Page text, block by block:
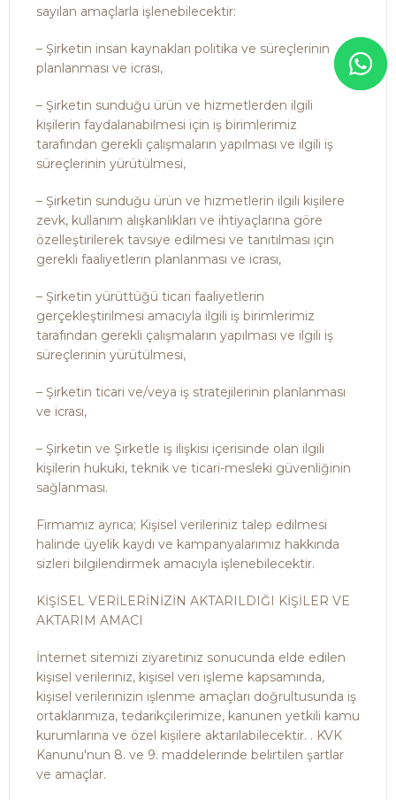
sayılan amaçlarla işlenebilecektir:
– Şirketin insan kaynakları politika ve süreçlerinin
planlanması ve icrası,
– Şirketin sunduğu ürün ve hizmetlerden ilgili
kişilerin faydalanabilmesi için iş birimlerimiz
tarafından gerekli çalışmaların yapılması ve ilgili iş
süreçlerinin yürütülmesi,
– Şirketin sunduğu ürün ve hizmetlerin ilgili kişilere
zevk, kullanım alışkanlıkları ve ihtiyaçlarına göre
özelleştirilerek tavsiye edilmesi ve tanıtılması için
gerekli faaliyetlerin planlanması ve icrası,
– Şirketin yürüttüğü ticari faaliyetlerin
gerçekleştirilmesi amacıyla ilgili iş birimlerimiz
tarafından gerekli çalışmaların yapılması ve ilgili iş
süreçlerinin yürütülmesi,
– Şirketin ticari ve/veya iş stratejilerinin planlanması
ve icrası,
– Şirketin ve Şirketle iş ilişkisi içerisinde olan ilgili
kişilerin hukuki, teknik ve ticari-mesleki güvenliğinin
sağlanması.
Firmamız ayrıca; Kişisel verileriniz talep edilmesi
halinde üyelik kaydı ve kampanyalarımız hakkında
sizleri bilgilendirmek amacıyla işlenebilecektir.
KİŞİSEL VERİLERİNİZİN AKTARILDIĞI KİŞİLER VE
AKTARIM AMACI
İnternet sitemizi ziyaretiniz sonucunda elde edilen
kişisel verileriniz, kişisel veri işleme kapsamında,
kişisel verilerinizin işlenme amaçları doğrultusunda iş
ortaklarımıza, tedarikçilerimize, kanunen yetkili kamu
kurumlarına ve özel kişilere aktarılabilecektir. . KVK
Kanunu'nun 8. ve 9. maddelerinde belirtilen şartlar
ve amaçlar.